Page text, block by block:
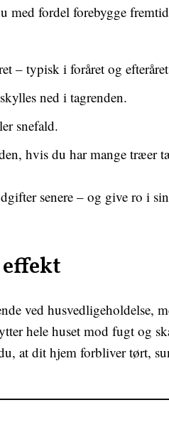
med fordel forebygge
– typisk i foråret og
ned i tagrenden.
snefald.
hvis du har mange træer
senere – og give ro i
ved husvedligeholdelse,
hele huset mod fugt og
at dit hjem forbliver tørt,